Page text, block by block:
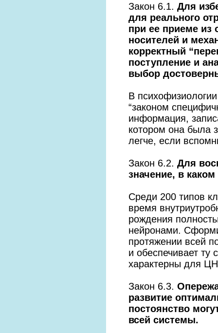
Закон 6.1. Для
для реального
при ее приеме
носителей и
корректный
поступление и
выбор
В
“законом
информация,
котором она была
легче, если
Закон 6.2. Для
значение, в
Среди 200 типов
время
рождения
нейронами.
протяжении всей
и обеспечивает ту
характерны для
Закон 6.3.
развитие
постоянство
всей системы.